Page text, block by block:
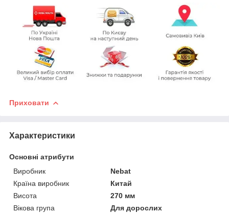
Приховати
Характеристики
Основні атрибути
Виробник
Nebat
Країна виробник
Китай
Висота
270 мм
Вікова група
Для дорослих